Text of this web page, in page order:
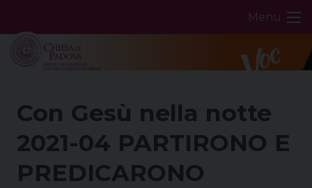
content
Menu
Con Gesù nella notte
2021-04 PARTIRONO E
PREDICARONO